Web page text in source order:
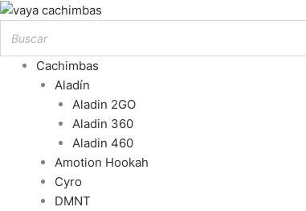
Cachimbas
Aladín
Aladin 2GO
Aladin 360
Aladin 460
Amotion Hookah
Cyro
DMNT